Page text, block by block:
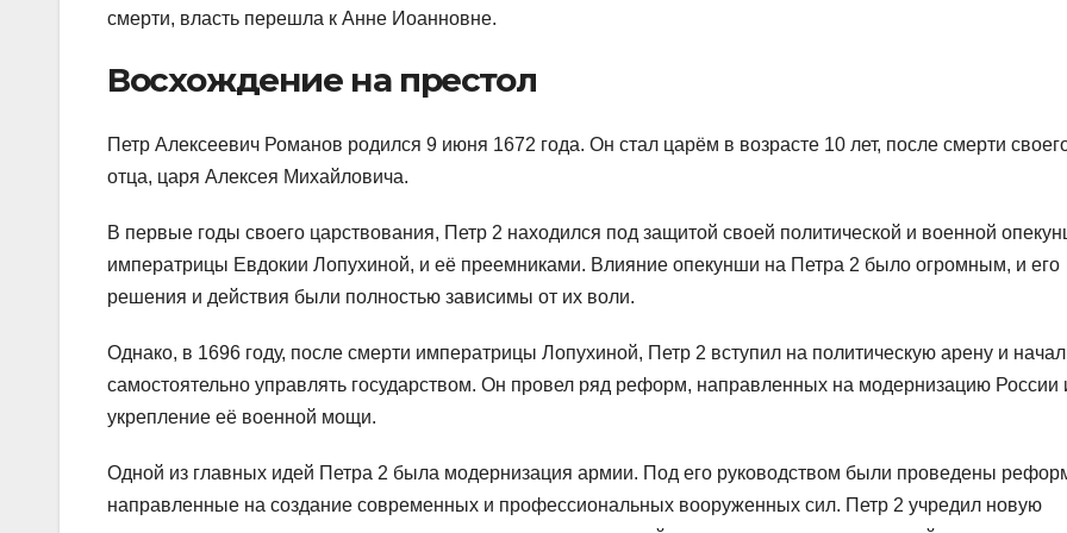
смерти, власть перешла к Анне Иоанновне.
Восхождение на престол
Петр Алексеевич Романов родился 9 июня 1672 года. Он стал царём в возрасте 10 лет, после смерти
отца, царя Алексея Михайловича.
В первые годы своего царствования, Петр 2 находился под защитой своей политической и военной
императрицы Евдокии Лопухиной, и её преемниками. Влияние опекунши на Петра 2 было огромным, и его
решения и действия были полностью зависимы от их воли.
Однако, в 1696 году, после смерти императрицы Лопухиной, Петр 2 вступил на политическую арену и начал
самостоятельно управлять государством. Он провел ряд реформ, направленных на модернизацию России
укрепление её военной мощи.
Одной из главных идей Петра 2 была модернизация армии. Под его руководством были проведены
направленные на создание современных и профессиональных вооруженных сил. Петр 2 учредил новую